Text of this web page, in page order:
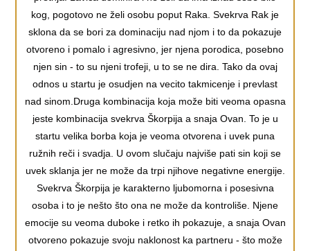
kog, pogotovo ne želi osobu poput Raka. Svekrva Rak je
sklona da se bori za dominaciju nad njom i to da pokazuje
otvoreno i pomalo i agresivno, jer njena porodica, posebno
njen sin - to su njeni trofeji, u to se ne dira. Tako da ovaj
odnos u startu je osudjen na vecito takmicenje i prevlast
nad sinom.Druga kombinacija koja može biti veoma opasna
jeste kombinacija svekrva Škorpija a snaja Ovan. To je u
startu velika borba koja je veoma otvorena i uvek puna
ružnih reči i svadja. U ovom slučaju najviše pati sin koji se
uvek sklanja jer ne može da trpi njihove negativne energije.
Svekrva Škorpija je karakterno ljubomorna i posesivna
osoba i to je nešto što ona ne može da kontroliše. Njene
emocije su veoma duboke i retko ih pokazuje, a snaja Ovan
otvoreno pokazuje svoju naklonost ka partneru - što može